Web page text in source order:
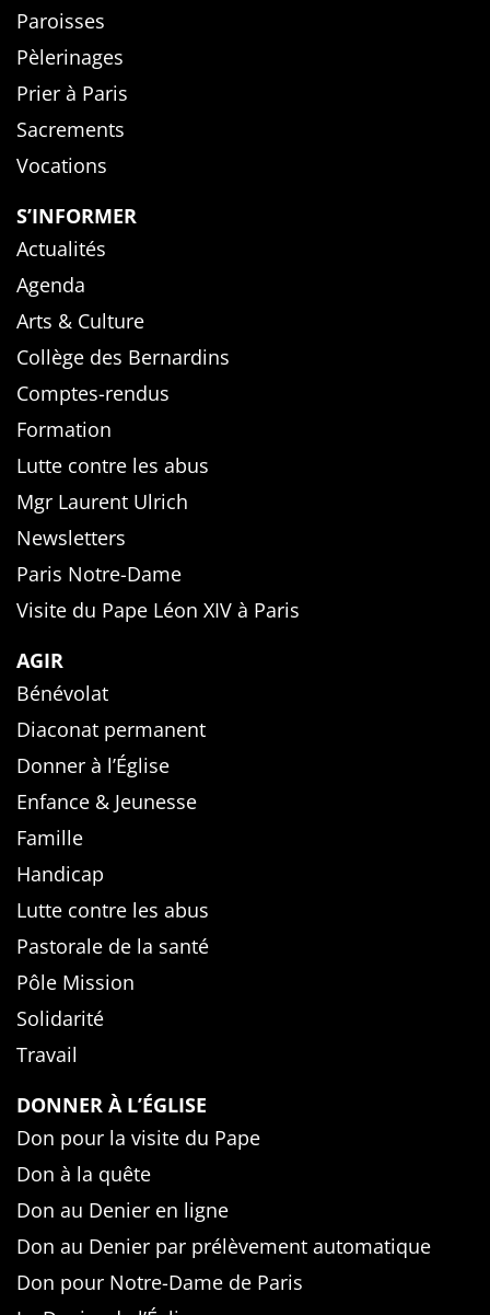
Paroisses
Pèlerinages
Prier à Paris
Sacrements
Vocations
S’INFORMER
Actualités
Agenda
Arts & Culture
Collège des Bernardins
Comptes-rendus
Formation
Lutte contre les abus
Mgr Laurent Ulrich
Newsletters
Paris Notre-Dame
Visite du Pape Léon XIV à Paris
AGIR
Bénévolat
Diaconat permanent
Donner à l’Église
Enfance & Jeunesse
Famille
Handicap
Lutte contre les abus
Pastorale de la santé
Pôle Mission
Solidarité
Travail
DONNER À L’ÉGLISE
Don pour la visite du Pape
Don à la quête
Don au Denier en ligne
Don au Denier par prélèvement automatique
Don pour Notre-Dame de Paris